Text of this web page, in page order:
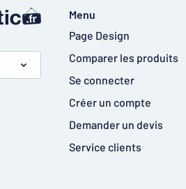
Menu
Page Design
Comparer les produits
Se connecter
Créer un compte
Demander un devis
Service clients